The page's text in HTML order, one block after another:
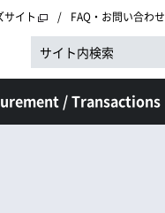
サイト FAQ・お問い合わせ
/ Transactions